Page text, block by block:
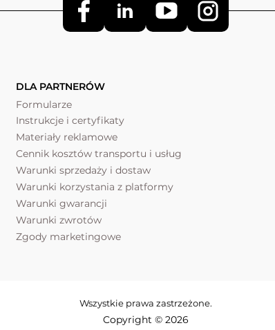
DLA PARTNERÓW
Formularze
Instrukcje i certyfikaty
Materiały reklamowe
Cennik kosztów transportu i usług
Warunki sprzedaży i dostaw
Warunki korzystania z platformy
Warunki gwarancji
Warunki zwrotów
Zgody marketingowe
Wszystkie prawa zastrzeżone.
Copyright © 2026